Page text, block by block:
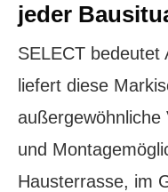
jeder
SELECT bedeutet
liefert diese
außergewöhnliche
und
Hausterrasse, im